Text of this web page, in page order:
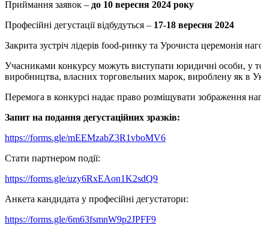
Приймання заявок – до 10 вересня 2024 року
Професійні дегустації відбудуться – 17-18 вересня 2024
Закрита зустріч лідерів food-ринку та Урочиста церемонія
Учасниками конкурсу можуть виступати юридичні особи, у
виробництва, власних торговельних марок, вироблену як в
Перемога в конкурсі надає право розміщувати зображення
Запит на подання дегустаційних зразків:
https://forms.gle/mEEMzabZ3R1vboMV6
Стати партнером події:
https://forms.gle/uzy6RxEAon1K2sdQ9
Анкета кандидата у професійні дегустатори:
https://forms.gle/6m63fsmnW9p2JPFF9